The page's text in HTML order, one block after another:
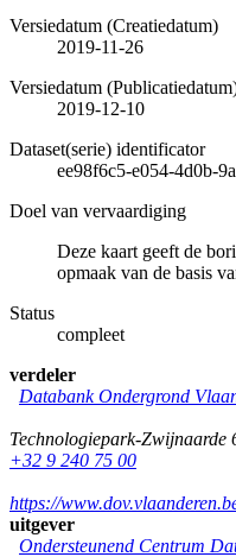
Versiedatum (Creatiedatum)
2019-11-26
Versiedatum
2019-12-10
Dataset(serie) identificator
ee98f6c5-e054-4d0b-
Doel van vervaardiging
Deze kaart geeft de
opmaak van de basis
Status
compleet
verdeler
Databank Ondergrond
Technologiepark-Zwijnaarde
+32 9 240 75 00
https://
uitgever
Ondersteunend Centrum